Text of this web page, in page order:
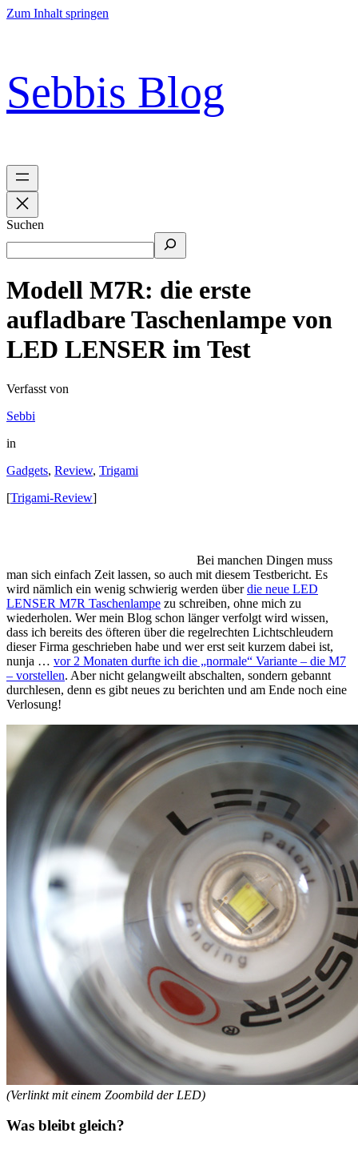
Zum Inhalt springen
Sebbis Blog
Suchen
Modell M7R: die erste
aufladbare Taschenlampe von
LED LENSER im Test
Verfasst von
Sebbi
in
Gadgets, Review, Trigami
[Trigami-Review]
Bei manchen Dingen muss
man sich einfach Zeit lassen, so auch mit diesem Testbericht. Es
wird nämlich ein wenig schwierig werden überdie neue LED
LENSER M7R Taschenlampe zu schreiben, ohne mich zu
wiederholen. Wer mein Blog schon länger verfolgt wird wissen,
dass ich bereits des öfteren über die regelrechten Lichtschleudern
dieser Firma geschrieben habe und wer erst seit kurzem dabei ist,
nunja … vor 2 Monaten durfte ich die „normale“ Variante – die M7
– vorstellen. Aber nicht gelangweilt abschalten, sondern gebannt
durchlesen, denn es gibt neues zu berichten und am Ende noch eine
Verlosung!
(Verlinkt mit einem Zoombild der LED)
Was bleibt gleich?